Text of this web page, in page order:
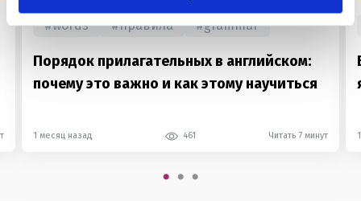
#words #правила #grammar
Порядок прилагательных в английском:
почему это важно и как этому научиться
1 месяц назад 461 Читать 7 минут